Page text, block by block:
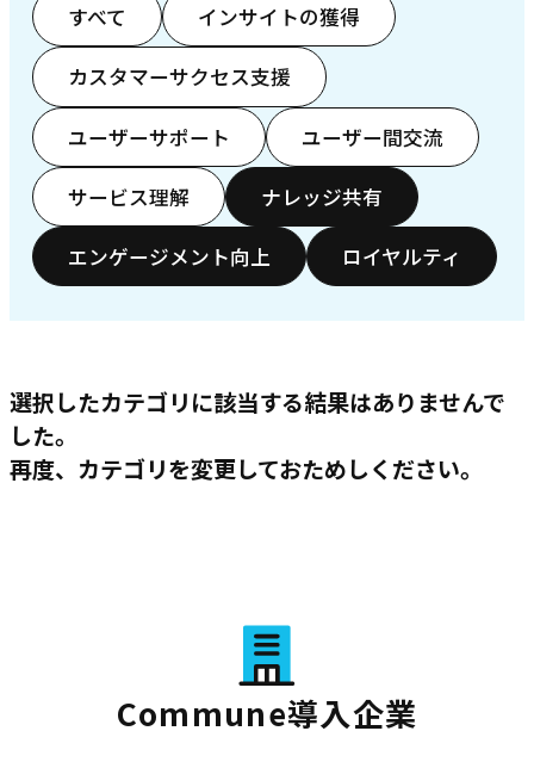
すべて インサイトの獲得
カスタマーサクセス支援
ユーザーサポート ユーザー間交流
サービス理解 ナレッジ共有
エンゲージメント向上 ロイヤルティ
選択したカテゴリに該当する結果はありませんで
した。
再度、カテゴリを変更しておためしください。
Commune導入企業